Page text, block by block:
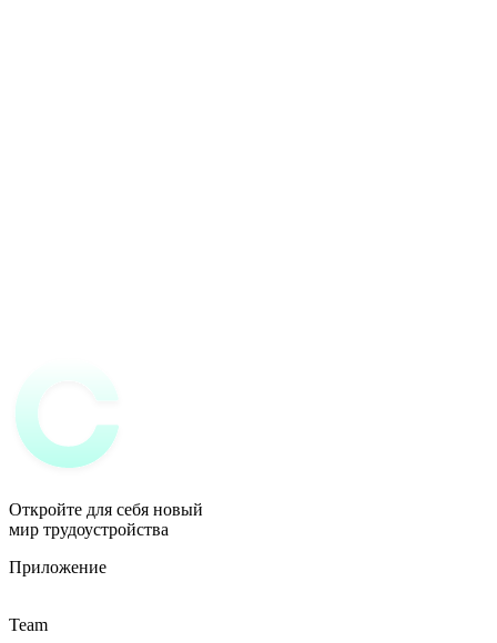
Откройте для себя новый
мир трудоустройства
Приложение
Team